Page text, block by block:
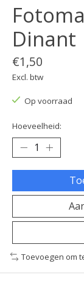
Dinant
€1,50
Excl. btw
Op voorraad
Hoeveelheid:
Toevoegen om